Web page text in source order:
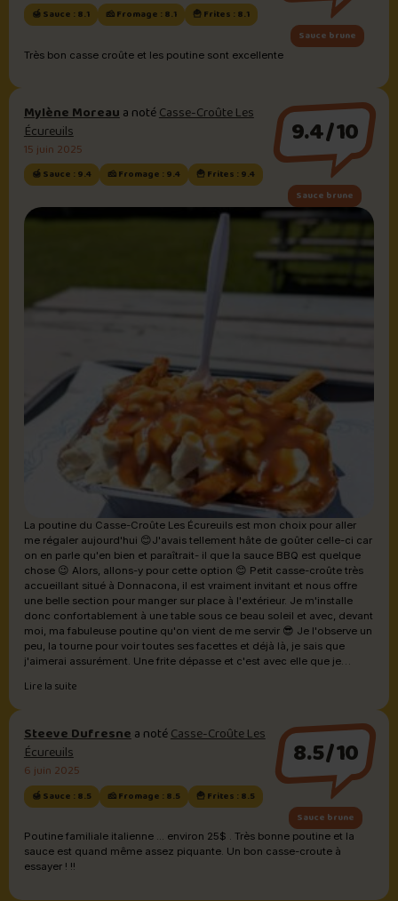
🍯 Sauce : 8.1 🧀 Fromage : 8.1 🍟 Frites : 8.1
Sauce brune
Très bon casse croûte et les poutine sont excellente
Mylène Moreaua notéCasse-Croûte Les
Écureuils
15 juin 2025
🍯 Sauce : 9.4 🧀 Fromage : 9.4 🍟 Frites : 9.4
9.4/10
Sauce brune
La poutine du Casse-Croûte Les Écureuils est mon choix pour aller
me régaler aujourd'hui 😊J'avais tellement hâte de goûter celle-ci car
on en parle qu'en bien et paraîtrait- il que la sauce BBQ est quelque
chose 😉 Alors, allons-y pour cette option 😊 Petit casse-croûte très
accueillant situé à Donnacona, il est vraiment invitant et nous offre
une belle section pour manger sur place à l'extérieur. Je m'installe
donc confortablement à une table sous ce beau soleil et avec, devant
moi, ma fabuleuse poutine qu'on vient de me servir 😎 Je l'observe un
peu, la tourne pour voir toutes ses facettes et déjà là, je sais que
j'aimerai assurément. Une frite dépasse et c'est avec elle que je
garanti. Sans un ni deux, je prends une bouchée parfaite et je la
j'entends Mmmmm dans ma tête 😇 Après un cours instant, je reviens
à la réalité et j'avale ma bouchée. Quelle incroyable poutine que je
viens de découvrir à l'instant 🥰 *Les frites maison sont dorées,
croustillantes et si légères. *Le fromage est frais et en très bonne
quantité. *Finalement, la sauce 👌 Dans les sauces BBQ que j'ai eu
l'honneur de goûter, elle est vraiment solide celle-ci. Elle est
consistante et apporte à la fois un côté légèrement salé mais aussi
sucrée. Son petit punch de piquant très léger est parfait. Je l'adore
tout simplement 🤩 Parce que les frites sont toutes aussi géniales,
j'aurais pris juste un peu moins de sauce afin de pouvoir avoir le
plaisir d'en manger davantage sans que la sauce soit à elle seule la
Lire la suite
Steeve Dufresnea notéCasse-Croûte Les
Écureuils
6 juin 2025
🍯 Sauce : 8.5 🧀 Fromage : 8.5 🍟 Frites : 8.5
8.5/10
Sauce brune
Poutine familiale italienne ... environ 25$ . Très bonne poutine et la
sauce est quand même assez piquante. Un bon casse-croute à
essayer ! !!